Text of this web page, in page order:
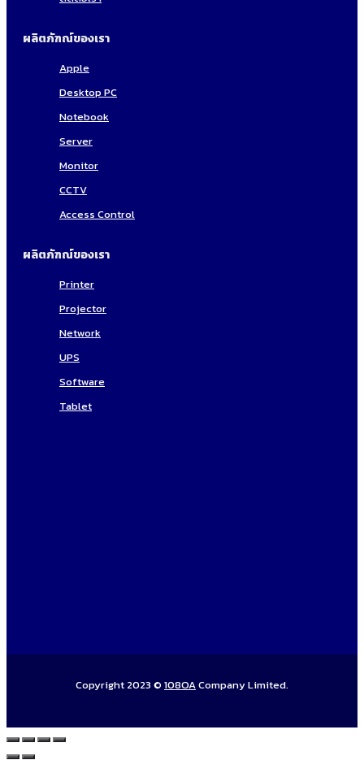
ผลิตภัฑณ์ของเรา
Apple
Desktop PC
Notebook
Server
Monitor
CCTV
Access Control
ผลิตภัฑณ์ของเรา
Printer
Projector
Network
UPS
Software
Tablet
Copyright 2023 © 108OACompany Limited.